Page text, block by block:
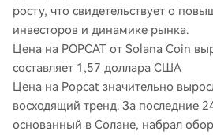
росту, что свидетельствует о
инвесторов и динамике рынка.
Цена на POPCAT от Solana Coin
составляет 1,57 доллара США
Цена на Popcat значительно
восходящий тренд. За последние
основанный в Солане, набрал